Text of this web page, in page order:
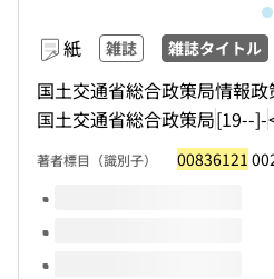
紙 雑誌 雑誌タイトル
国土交通省総合政策局情報政
国土交通省総合政策局[19--]-
著者標目（識別子） 00836121
このタイトルの巻号